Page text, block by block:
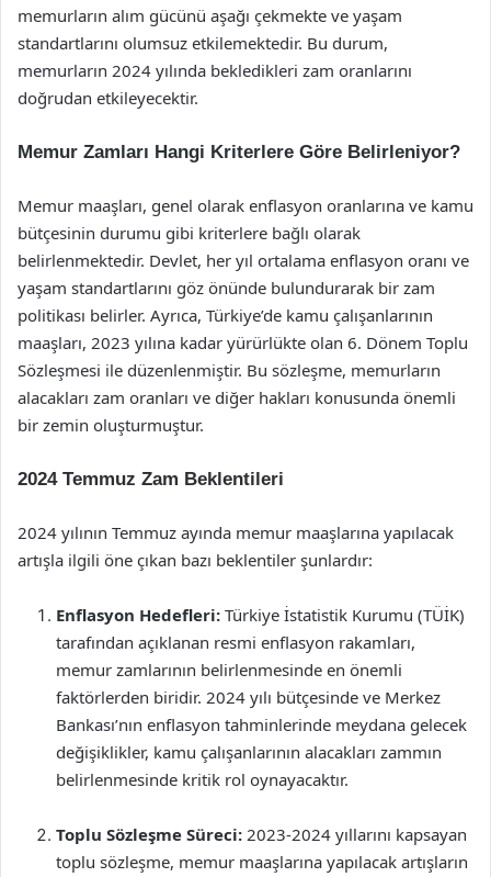
memurların alım gücünü aşağı çekmekte ve yaşam
standartlarını olumsuz etkilemektedir. Bu durum,
memurların 2024 yılında bekledikleri zam oranlarını
doğrudan etkileyecektir.
Memur Zamları Hangi Kriterlere Göre Belirleniyor?
Memur maaşları, genel olarak enflasyon oranlarına ve kamu
bütçesinin durumu gibi kriterlere bağlı olarak
belirlenmektedir. Devlet, her yıl ortalama enflasyon oranı ve
yaşam standartlarını göz önünde bulundurarak bir zam
politikası belirler. Ayrıca, Türkiye’de kamu çalışanlarının
maaşları, 2023 yılına kadar yürürlükte olan 6. Dönem Toplu
Sözleşmesi ile düzenlenmiştir. Bu sözleşme, memurların
alacakları zam oranları ve diğer hakları konusunda önemli
bir zemin oluşturmuştur.
2024 Temmuz Zam Beklentileri
2024 yılının Temmuz ayında memur maaşlarına yapılacak
artışla ilgili öne çıkan bazı beklentiler şunlardır:
Enflasyon Hedefleri: Türkiye İstatistik Kurumu (TÜİK)
tarafından açıklanan resmi enflasyon rakamları,
memur zamlarının belirlenmesinde en önemli
faktörlerden biridir. 2024 yılı bütçesinde ve Merkez
Bankası’nın enflasyon tahminlerinde meydana gelecek
değişiklikler, kamu çalışanlarının alacakları zammın
belirlenmesinde kritik rol oynayacaktır.
Toplu Sözleşme Süreci: 2023-2024 yıllarını kapsayan
toplu sözleşme, memur maaşlarına yapılacak artışların